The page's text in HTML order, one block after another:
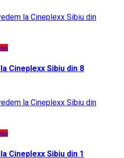
Cineplexx Sibiu din 8
Cineplexx Sibiu din 1